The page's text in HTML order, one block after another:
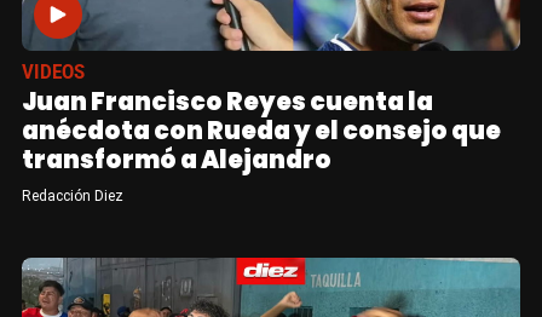
VIDEOS
Juan Francisco Reyes cuenta la
anécdota con Rueda y el consejo que
transformó a Alejandro
Redacción Diez